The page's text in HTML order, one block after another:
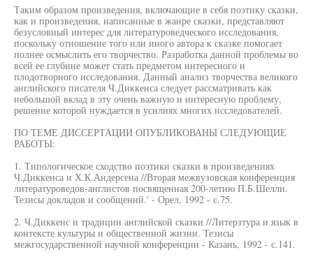
Таким образом произведения, включающие в себя поэтику сказки,
как и произведения, написанные в жанре сказки, представляют
безусловный интерес для литературоведческого исследования,
поскольку отношение того или иного автора к сказке помогает
полнее осмыслить его творчество. Разработка данной проблемы во
всей ее глубине может стать предметом интересного и
плодотворного исследования. Данный анализ творчества великого
английского писателя Ч.Диккенса следует рассматривать как
небольшой вклад в эту очень важную и интересную проблему,
решение которой нуждается в усилиях многих исследователей.
ПО ТЕМЕ ДИССЕРТАЦИИ ОПУБЛИКОВАНЫ СЛЕДУЮЩИЕ
РАБОТЫ:
1. Типологическое сходство поэтики сказки в произведениях
Ч.Диккенса и Х.К.Андерсена //Вторая межвузовская конференция
литературоведов-англистов посвященная 200-летию П.Б.Шелли.
Тезисы докладов и сообщений.' - Орел, 1992 - с.75.
2. Ч.Диккенс и традиции английской сказки //Литерзтура и язык в
контексте культуры и общественной жизни. Тезисы
межгосударственной научной конференции - Казань, 1992 - с.141.